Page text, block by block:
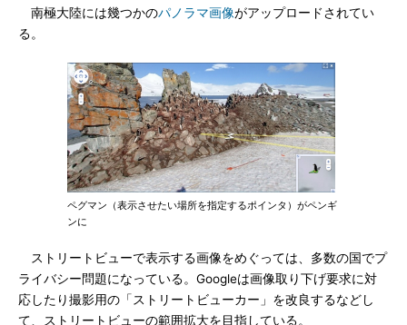
南極大陸には幾つかのパノラマ画像がアップロードされてい
る。
ペグマン（表示させたい場所を指定するポインタ）がペンギ
ンに
ストリートビューで表示する画像をめぐっては、多数の国でプ
ライバシー問題になっている。Googleは画像取り下げ要求に対
応したり撮影用の「ストリートビューカー」を改良するなどし
て、ストリートビューの範囲拡大を目指している。